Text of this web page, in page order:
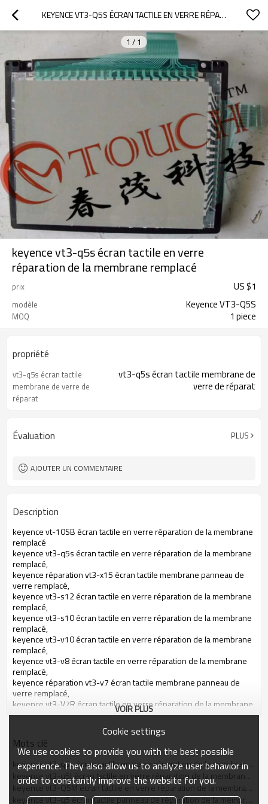
KEYENCE VT3-Q5S ÉCRAN TACTILE EN VERRE RÉPARATION DE LA MEMBRANE REMPLACÉ
1 / 1
keyence vt3-q5s écran tactile en verre
réparation de la membrane remplacé
prix US $1
modèle Keyence VT3-Q5S
MOQ 1 piece
propriété
vt3-q5s écran tactile
membrane de verre de
réparat
vt3-q5s écran tactile membrane de
verre de réparat
Évaluation PLUS
AJOUTER UN COMMENTAIRE
Description
keyence vt-10SB écran tactile en verre réparation de la membrane
remplacé
keyence vt3-q5s écran tactile en verre réparation de la membrane
remplacé,
keyence réparation vt3-x15 écran tactile membrane panneau de
verre remplacé,
keyence vt3-s12 écran tactile en verre réparation de la membrane
remplacé,
keyence vt3-s10 écran tactile en verre réparation de la membrane
remplacé,
keyence vt3-v10 écran tactile en verre réparation de la membrane
remplacé,
keyence vt3-v8 écran tactile en verre réparation de la membrane
remplacé,
keyence réparation vt3-v7 écran tactile membrane panneau de
verre remplacé,
keyence vt3-V7R écran tactile en verre réparation de la membrane
remplacé,
keyence vt3-q5t écran tactile en verre réparation de la membrane
keyence vt3-q5s écran tactile en verre réparation de la membrane
remplacé,
keyence vt3-Q5M écran tactile en verre réparation de la membrane
remplacé,
keyence réparation vt3-vd1 écran tactile membrane panneau de
verre remplacé,
VOIR PLUS
Mots clé
keyence vt3-q5s écran tactile en verre réparation de la membrane remplacé
keyence vt3-q5t écran tactile en verre réparation de la membrane remplacé
keyence vt3-Q5M écran tactile en verre réparation de la membrane remplacé
keyence vt3-q5 écran tactile panneau de réparation de la membrane de verre remplacé
Cookie settings
We use cookies to provide you with the best possible
experience. They also allow us to analyze user behavior in
order to constantly improve the website for you.